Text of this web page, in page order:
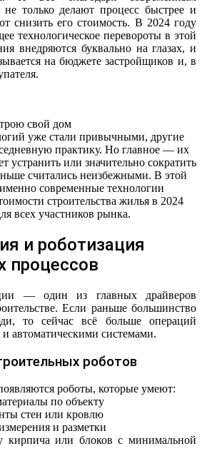
не только делают процесс быстрее и
снизить его стоимость. В 2024 году
технологическое перевороты в этой
внедряются буквально на глазах, и
на бюджете застройщиков и, в
свой дом
уже стали привычными, другие
практику. Но главное — их
устранить или значительно сократить
считались неизбежными. В этой
именно современные технологии
строительства жилья в 2024
всех участников рынка.
и роботизация
процессов
— один из главных драйверов
Если раньше большинство
то сейчас всё больше операций
автоматическими системами.
роботов
роботы, которые умеют:
по объекту
стен или кровлю
и разметки
кирпича или блоков с минимальной